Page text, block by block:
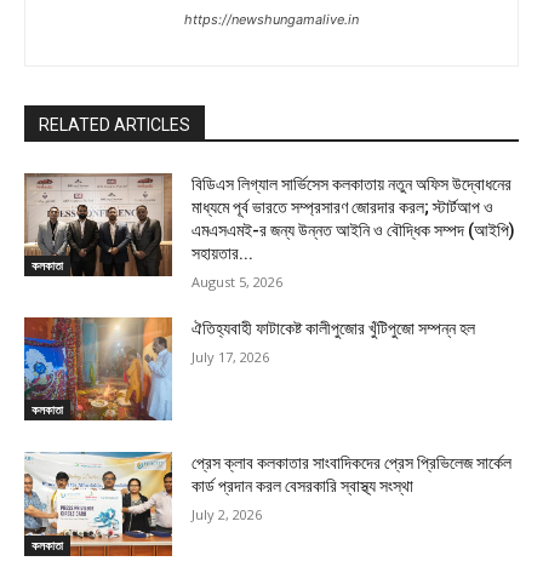
https://newshungamalive.in
RELATED ARTICLES
কলকাতা
বিডিএস লিগ্যাল সার্ভিসেস কলকাতায় নতুন অফিস উদ্বোধনের
মাধ্যমে পূর্ব ভারতে সম্প্রসারণ জোরদার করল; স্টার্টআপ ও
এমএসএমই-র জন্য উন্নত আইনি ও বৌদ্ধিক সম্পদ (আইপি)
সহায়তার...
August 5, 2026
কলকাতা
ঐতিহ্যবাহী ফাটাকেষ্ট কালীপুজোর খুঁটিপুজো সম্পন্ন হল
July 17, 2026
কলকাতা
প্রেস ক্লাব কলকাতার সাংবাদিকদের প্রেস প্রিভিলেজ সার্কেল
কার্ড প্রদান করল বেসরকারি স্বাস্থ্য সংস্থা
July 2, 2026